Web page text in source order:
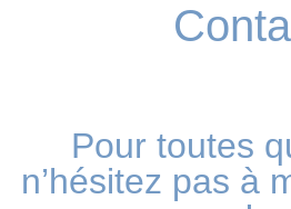
Pour toutes
n’hésitez pas à